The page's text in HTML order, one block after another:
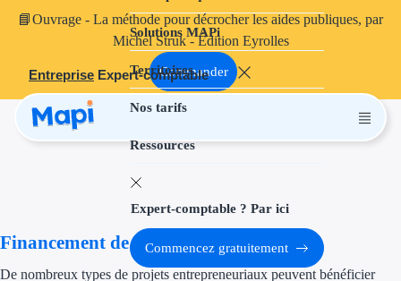
📘Ouvrage - La méthode pour décrocher les aides publiques, par
Michel Struk - Édition Eyrolles
Commander
Entreprise Expert-comptable
Solutions MAPi
Territoires
Nos tarifs
Ressources
Projets finançables
Aides à
Aides
Thématiques
Financement
Expert-comptable ? Par ici
Commencez gratuitement
Financement de projet
De nombreux types de projets entrepreneuriaux peuvent bénéficier